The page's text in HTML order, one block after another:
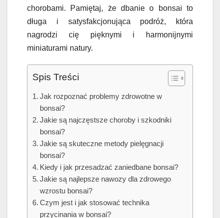
chorobami. Pamiętaj, że dbanie o bonsai to
długa i satysfakcjonująca podróż, która
nagrodzi cię pięknymi i harmonijnymi
miniaturami natury.
Spis Treści
Jak rozpoznać problemy zdrowotne w
bonsai?
Jakie są najczęstsze choroby i szkodniki
bonsai?
Jakie są skuteczne metody pielęgnacji
bonsai?
Kiedy i jak przesadzać zaniedbane bonsai?
Jakie są najlepsze nawozy dla zdrowego
wzrostu bonsai?
Czym jest i jak stosować technika
przycinania w bonsai?